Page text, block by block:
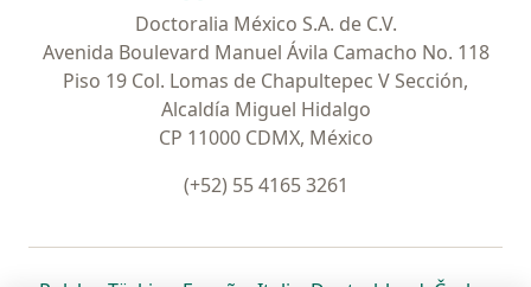
Doctoralia México S.A. de C.V.
Avenida Boulevard Manuel Ávila Camacho No. 118
Piso 19 Col. Lomas de Chapultepec V Sección,
Alcaldía Miguel Hidalgo
CP 11000 CDMX, México
(+52) 55 4165 3261